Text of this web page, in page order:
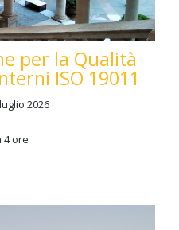
per la Qualità
ISO 19011
2026
4 ore